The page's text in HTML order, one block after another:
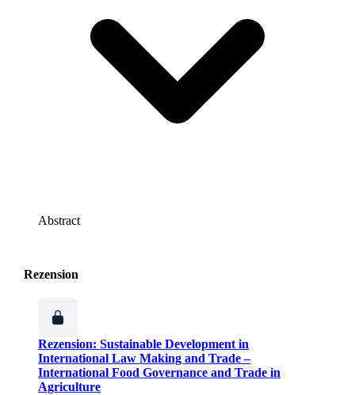
Abstract
Rezension
Rezension: Sustainable Development in
International Law Making and Trade –
International Food Governance and Trade in
Agriculture